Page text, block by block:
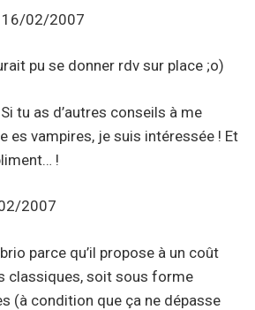
16/02/2007
pu se donner rdv sur place ;o)
tu as d’autres conseils à me
es vampires, je suis intéressée ! Et
!
2007
parce qu’il propose à un coût
classiques, soit sous forme
(à condition que ça ne dépasse